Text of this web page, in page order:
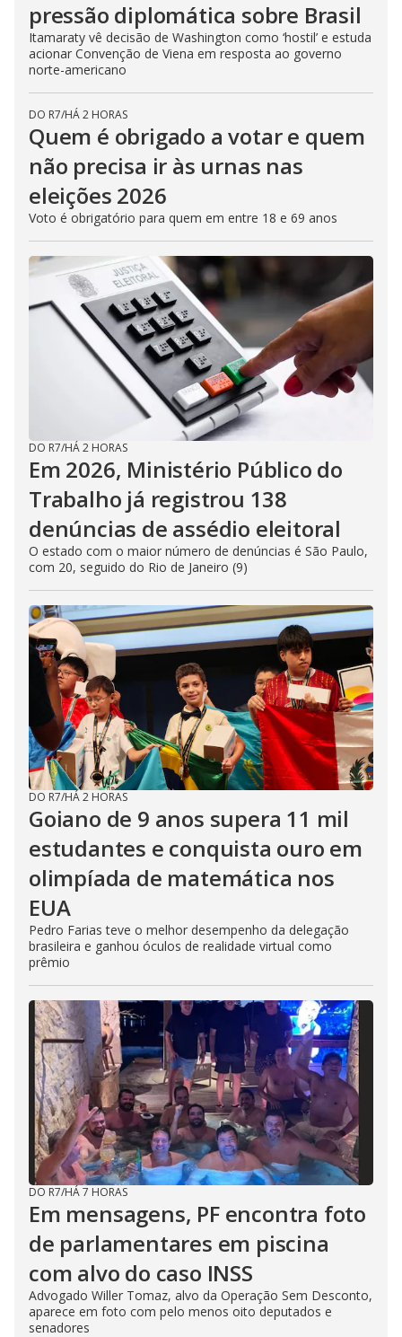
pressão diplomática sobre Brasil
Itamaraty vê decisão de Washington como ‘hostil’ e estuda
acionar Convenção de Viena em resposta ao governo
norte-americano
DO R7/HÁ 2 HORAS
Quem é obrigado a votar e quem
não precisa ir às urnas nas
eleições 2026
Voto é obrigatório para quem em entre 18 e 69 anos
DO R7/HÁ 2 HORAS
Em 2026, Ministério Público do
Trabalho já registrou 138
denúncias de assédio eleitoral
O estado com o maior número de denúncias é São Paulo,
com 20, seguido do Rio de Janeiro (9)
DO R7/HÁ 2 HORAS
Goiano de 9 anos supera 11 mil
estudantes e conquista ouro em
olimpíada de matemática nos
EUA
Pedro Farias teve o melhor desempenho da delegação
brasileira e ganhou óculos de realidade virtual como
prêmio
DO R7/HÁ 7 HORAS
Em mensagens, PF encontra foto
de parlamentares em piscina
com alvo do caso INSS
Advogado Willer Tomaz, alvo da Operação Sem Desconto,
aparece em foto com pelo menos oito deputados e
senadores